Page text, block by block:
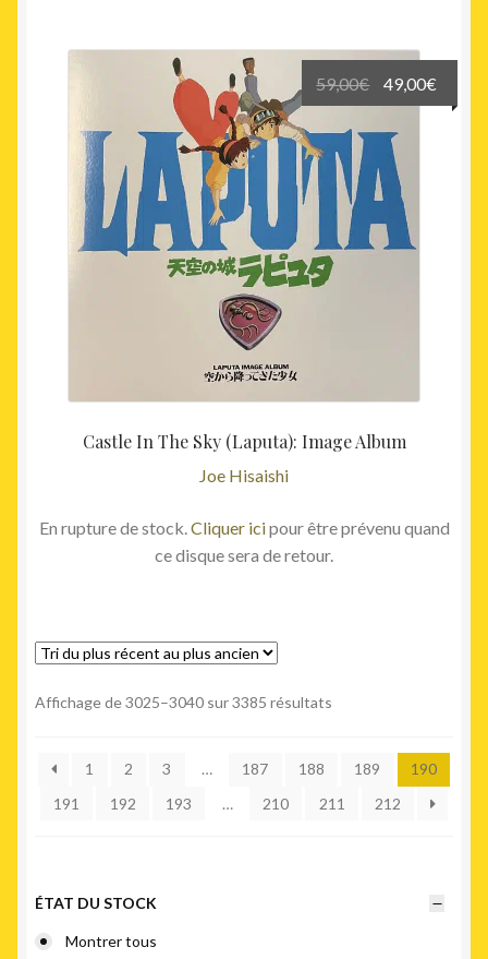
Castle In The Sky (Laputa): Image Album
Joe Hisaishi
59,00€
Le
prix
initial
était :
59,00€.
49,00€
prix
En rupture de stock. Cliquer icipour être prévenu quand
ce disque sera de retour.
Affichage de 3025–3040 sur 3385 résultats
récent
au
1 2 3 … 187 188 189
190
191
192 193 … 210 211 212
ÉTAT DU STOCK
Montrer tous